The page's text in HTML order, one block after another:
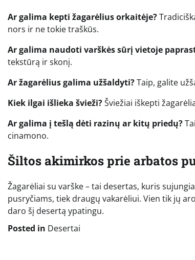
Ar galima kepti žagarėlius orkaitėje?
nors ir ne tokie traškūs.
Ar galima naudoti varškės sūrį vietoje
tekstūrą ir skonį.
Ar žagarėlius galima užšaldyti?Taip, galite
Kiek ilgai išlieka švieži?Šviežiai iškepti
Ar galima į tešlą dėti razinų ar kitų priedų?
cinamono.
Šiltos akimirkos prie arbatos
Žagarėliai su varške – tai desertas, kuris
pusryčiams, tiek draugų vakarėliui. Vien tik jų
daro šį desertą ypatingu.
Posted in Desertai